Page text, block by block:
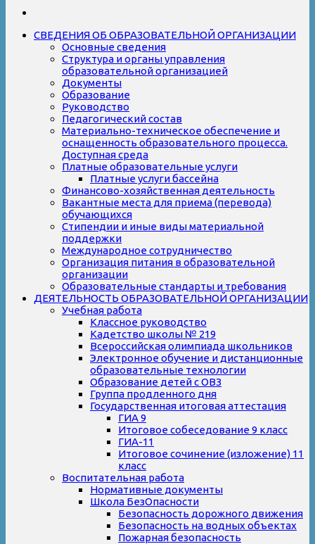
СВЕДЕНИЯ ОБ ОБРАЗОВАТЕЛЬНОЙ ОРГАНИЗАЦИИ
Основные сведения
Структура и органы управления
образовательной организацией
Документы
Образование
Руководство
Педагогический состав
Материально-техническое обеспечение и
оснащенность образовательного процесса.
Доступная среда
Платные образовательные услуги
Платные услуги бассейна
Финансово-хозяйственная деятельность
Вакантные места для приема (перевода)
обучающихся
Стипендии и иные виды материальной
поддержки
Международное сотрудничество
Организация питания в образовательной
организации
Образовательные стандарты и требования
ДЕЯТЕЛЬНОСТЬ ОБРАЗОВАТЕЛЬНОЙ ОРГАНИЗАЦИИ
Учебная работа
Классное руководство
Кадетство школы № 219
Всероссийская олимпиада школьников
Электронное обучение и дистанционные
образовательные технологии
Образование детей с ОВЗ
Группа продленного дня
Государственная итоговая аттестация
ГИА 9
Итоговое собеседование 9 класс
ГИА-11
Итоговое сочинение (изложение) 11
класс
Воспитательная работа
Нормативные документы
Школа БезОпасности
Безопасность дорожного движения
Безопасность на водных объектах
Пожарная безопасность